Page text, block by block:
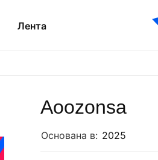
Лента
Aoozonsa
Основана в: 2025